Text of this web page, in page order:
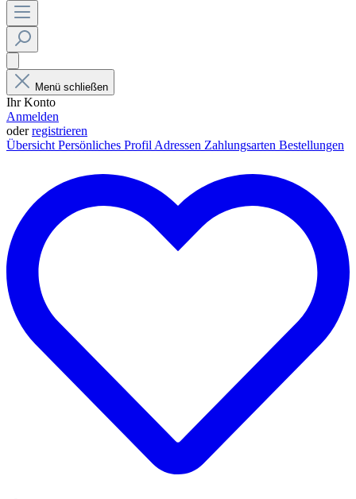
Menü schließen
Ihr Konto
Anmelden
oderregistrieren
Übersicht Persönliches Profil Adressen Zahlungsarten Bestellungen